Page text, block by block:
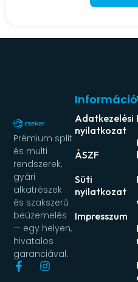
Prémium split
és multi
rendszerek,
gyári
alkatrészek
és szakszerű
beüzemelés
— egy helyen,
hivatalos
garanciával.
Információ
Adatkezelési
nyilatkozat
ÁSZF
Süti
nyilatkozat
Impresszum